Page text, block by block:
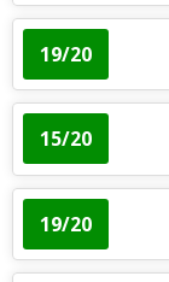
19/20
15/20
19/20